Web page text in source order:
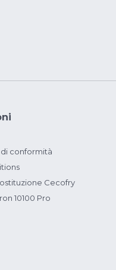
conformità
Cecofry
10100 Pro